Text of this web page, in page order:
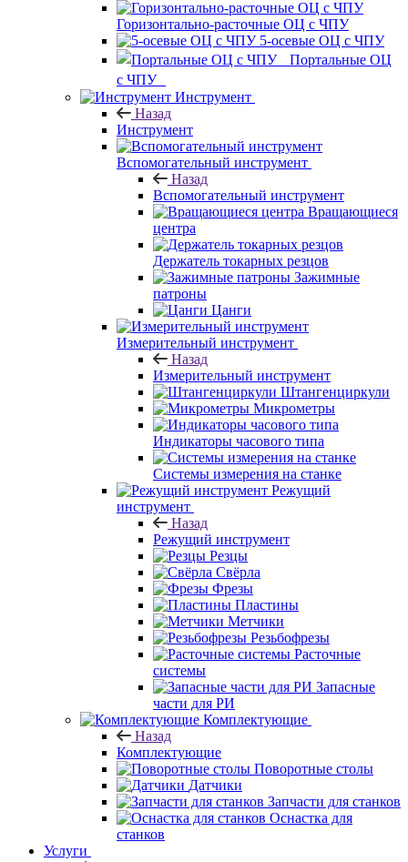
Горизонтально-расточные ОЦ с ЧПУ
5-осевые ОЦ с ЧПУ
Портальные ОЦ
с ЧПУ
Инструмент
Назад
Инструмент
Вспомогательный инструмент
Назад
Вспомогательный инструмент
Вращающиеся
центра
Держатель токарных резцов
Зажимные
патроны
Цанги
Измерительный инструмент
Назад
Измерительный инструмент
Штангенциркули
Микрометры
Индикаторы часового типа
Системы измерения на станке
Режущий
инструмент
Назад
Режущий инструмент
Резцы
Свёрла
Фрезы
Пластины
Метчики
Резьбофрезы
Расточные
системы
Запасные
части для РИ
Комплектующие
Назад
Комплектующие
Поворотные столы
Датчики
Запчасти для станков
Оснастка для
станков
Услуги